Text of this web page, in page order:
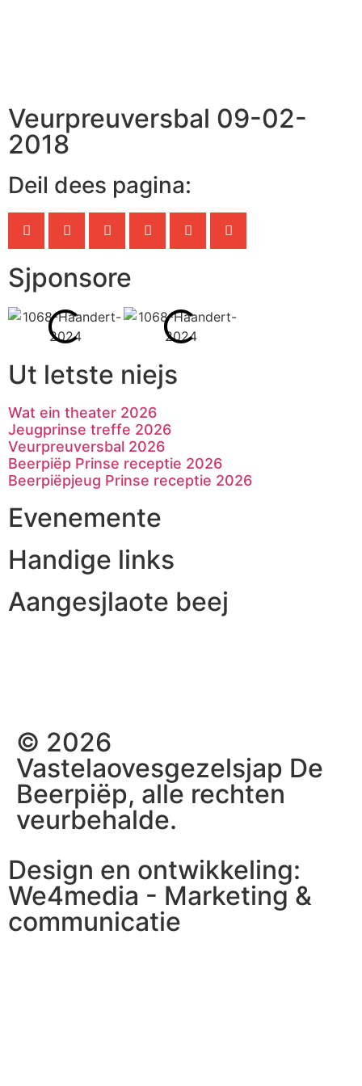
Veurpreuversbal 09-02-
2018
Deil dees pagina:
Sjponsore
Ut letste niejs
Wat ein theater 2026
Jeugprinse treffe 2026
Veurpreuversbal 2026
Beerpiëp Prinse receptie 2026
Beerpiëpjeug Prinse receptie 2026
Evenemente
Handige links
Aangesjlaote beej
© 2026
Vastelaovesgezelsjap De
Beerpiëp, alle rechten
veurbehalde.
Design en ontwikkeling:
We4media - Marketing &
communicatie